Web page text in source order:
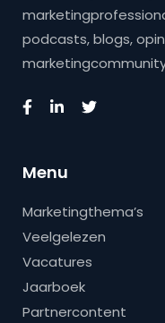
podcasts, blogs,
Menu
Marketingthema’s
Veelgelezen
Vacatures
Jaarboek
Partnercontent